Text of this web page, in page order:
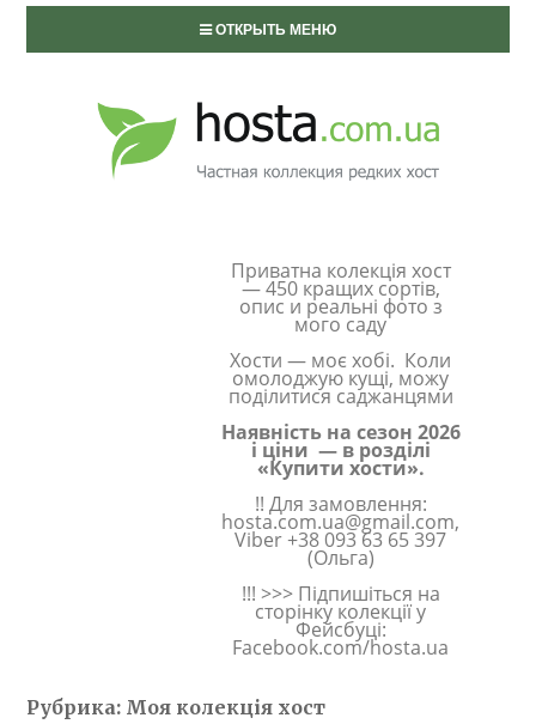
ОТКРЫТЬ МЕНЮ
Приватна колекція хост
— 450 кращих сортів,
опис и реальні фото з
мого саду
Хости — моє хобі. Коли
омолоджую кущі, можу
поділитися саджанцями
Наявність на сезон 2026
і ціни — в розділі
«Купити хости».
!! Для замовлення:
hosta.com.ua@gmail.com,
Viber +38 093 63 65 397
(Ольга)
!!! >>> Підпишіться на
сторінку колекції у
Фейсбуці:
Facebook.com/hosta.ua
Рубрика: Моя колекція хост